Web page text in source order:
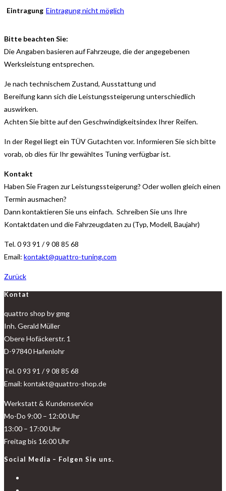
Eintragung Eintragung nicht möglich
Bitte beachten Sie:
Die Angaben basieren auf Fahrzeuge, die der angegebenen
Werksleistung entsprechen.
Je nach technischem Zustand, Ausstattung und
Bereifung kann sich die Leistungssteigerung unterschiedlich
auswirken.
Achten Sie bitte auf den Geschwindigkeitsindex Ihrer Reifen.
In der Regel liegt ein TÜV Gutachten vor. Informieren Sie sich bitte
vorab, ob dies für Ihr gewähltes Tuning verfügbar ist.
Kontakt
Haben Sie Fragen zur Leistungssteigerung? Oder wollen gleich einen
Termin ausmachen?
Dann kontaktieren Sie uns einfach. Schreiben Sie uns Ihre
Kontaktdaten und die Fahrzeugdaten zu (Typ, Modell, Baujahr)
Tel. 0 93 91 / 9 08 85 68
Email: kontakt@quattro-tuning.com
Zurück
Kontat
quattro shop by gmg
Inh. Gerald Müller
Obere Hofäckerstr. 1
D-97840 Hafenlohr
Tel. 0 93 91 / 9 08 85 68
Email: kontakt@quattro-shop.de
Werkstatt & Kundenservice
Mo-Do 9:00 – 12:00 Uhr
13:00 – 17:00 Uhr
Freitag bis 16:00 Uhr
Social Media – Folgen Sie uns.